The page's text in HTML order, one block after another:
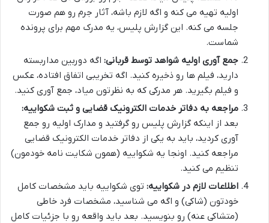
اولیه تهیه می کنه و اگه لازم باشه، آثار جرم رو هم صورت
جلسه می کنه. این گزارش پلیس، یه مدرک مهم برای پرونده
شماست.
جمع آوری اولیه شواهد توسط قربانی: اگه دوربین مداربسته
دارید، فیلم ها رو ذخیره کنید. اگه تخریبی اتفاق افتاده، عکس
و فیلم بگیرید. هر مدرکی که به نظرتون میاد، جمع آوری کنید.
مراجعه به دفاتر خدمات الکترونیک قضایی و ثبت شکواییه:
بعد از اینکه گزارش پلیس رو گرفتید و مدارک اولیه رو جمع
آوری کردید، باید به یکی از دفاتر خدمات الکترونیک قضایی
مراجعه کنید. اونجا یه شکواییه (همون شکایت نامه خودمون)
تنظیم می کنید.
اطلاعات لازم در شکواییه: توی شکواییه باید مشخصات کامل
خودتون (شاکی) و اگه می شناسید، مشخصات فرد خاطی
(متشاکی عنه) رو بنویسید. بعد باید واقعه رو با جزئیات کامل